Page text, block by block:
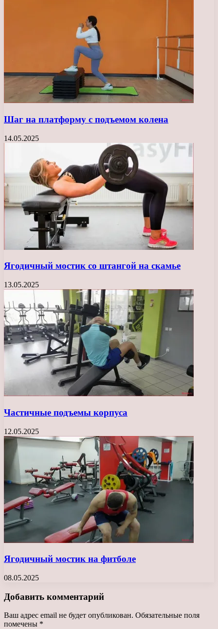
Шаг на платформу с подъемом колена
14.05.2025
Ягодичный мостик со штангой на скамье
13.05.2025
Частичные подъемы корпуса
12.05.2025
Ягодичный мостик на фитболе
08.05.2025
Добавить комментарий
Ваш адрес email не будет опубликован. Обязательные поля
помечены *